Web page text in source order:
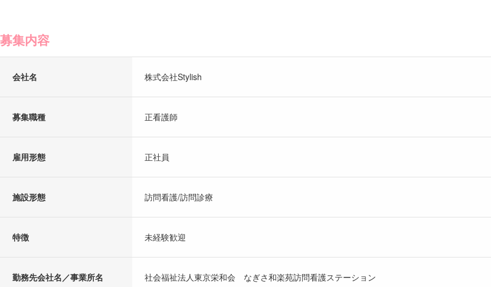
募集内容
会社名 株式会社Stylish
募集職種 正看護師
雇用形態 正社員
施設形態 訪問看護/訪問診療
特徴 未経験歓迎
勤務先会社名／事業所名 社会福祉法人東京栄和会 なぎさ和楽苑訪問看護ステーション